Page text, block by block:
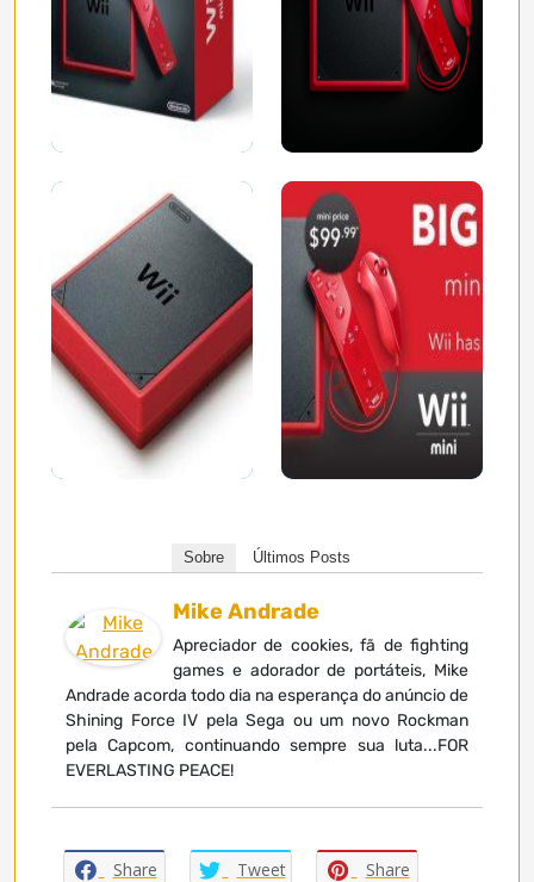
Sobre Últimos Posts
Mike Andrade
Apreciador de cookies, fã de fighting
games e adorador de portáteis, Mike
Andrade acorda todo dia na esperança do anúncio de
Shining Force IV pela Sega ou um novo Rockman
pela Capcom, continuando sempre sua luta...FOR
EVERLASTING PEACE!
Share Tweet Share